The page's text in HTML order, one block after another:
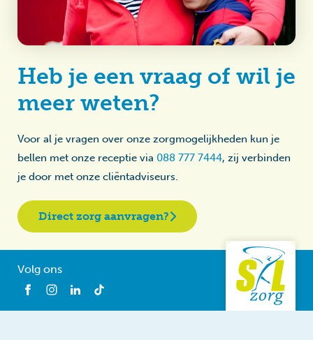
Heb je een vraag of wil je
meer weten?
Voor al je vragen over onze zorgmogelijkheden kun je
bellen met onze receptie via 088 777 7444, zij verbinden
je door met onze cliëntadviseurs.
Direct zorg aanvragen?
Volg ons